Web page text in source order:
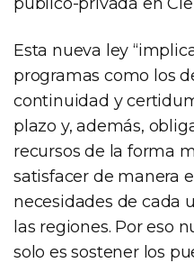
Esta nueva ley
programas como los
continuidad y
plazo y, además,
recursos de la forma
satisfacer de manera
necesidades de cada
las regiones. Por eso
solo es sostener los